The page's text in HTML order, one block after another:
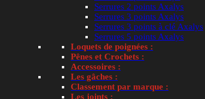
Serrures 2 points Axalys
Serrures 3 points Axalys
Serrures 3 points à clé Axalys
Serrures 5 points Axalys
Loquets de poignées :
Pênes et Crochets :
Accessoires :
Les gâches :
Classement par marque :
Les joints :